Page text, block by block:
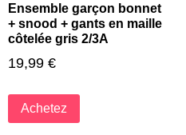
Ensemble garçon bonnet
+ snood + gants en maille
côtelée gris 2/3A
19,99 €
Achetez